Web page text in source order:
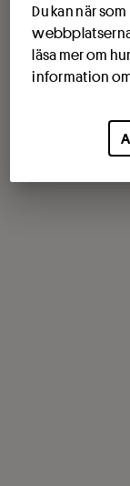
Du kan när
läsa mer om
information